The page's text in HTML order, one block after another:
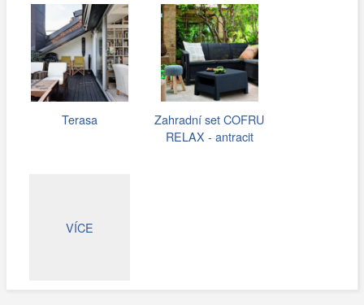
Terasa
Zahradní set COFRU
RELAX - antracit
VÍCE